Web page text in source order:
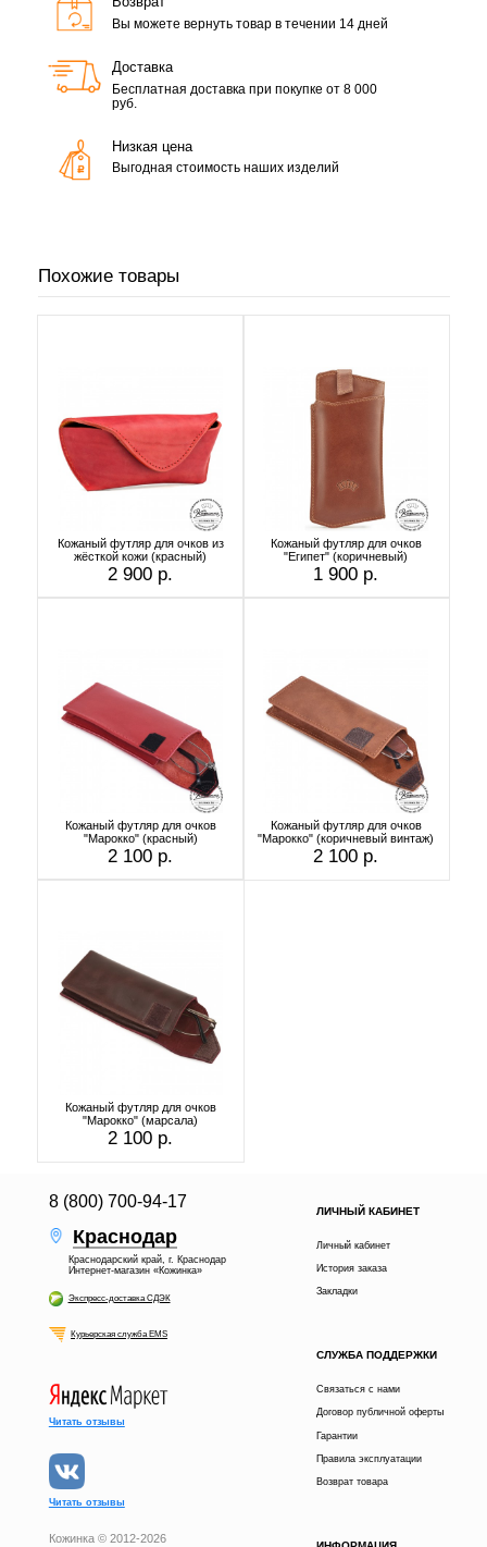
Вы можете вернуть товар в течении 14 дней
Доставка
Бесплатная доставка при покупке от 8 000
руб.
Низкая цена
Выгодная стоимость наших изделий
Похожие товары
Кожаный футляр для очков из
жёсткой кожи (красный)
2 900 р.
Кожаный футляр для очков
"Египет" (коричневый)
1 900 р.
Кожаный футляр для очков
"Марокко" (красный)
2 100 р.
Кожаный футляр для очков
"Марокко" (коричневый винтаж)
2 100 р.
Кожаный футляр для очков
"Марокко" (марсала)
2 100 р.
8 (800) 700-94-17
Краснодар
Краснодарский край, г. Краснодар
Интернет-магазин «Кожинка»
Экспресс-доставка СДЭК
Курьерская служба EMS
ЛИЧНЫЙ КАБИНЕТ
Личный кабинет
История заказа
Закладки
СЛУЖБА ПОДДЕРЖКИ
Связаться с нами
Договор публичной оферты
Гарантии
Правила эксплуатации
Возврат товара
Читать отзывы
Читать отзывы
Кожинка © 2012-2026